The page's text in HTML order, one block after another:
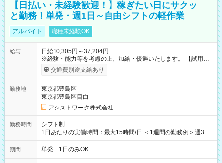
【日払い・未経験歓迎！】稼ぎたい日にサクッ
と勤務！単発・週1日～自由シフトの軽作業
アルバイト 職種未経験OK
給与
日給10,305円～37,204円
※経験・能力等を考慮の上、加給・優遇いたします。 【試用期
間】試用期間なし
交通費別途支給あり
勤務地
東京都豊島区
東京都豊島区目白
アシストワーク株式会社
勤務時間
シフト制
1日あたりの実働時間：最大15時間/日 ＜1週間の勤務例＞週3回
勤務 勤務：月・水・金 休み：火・木・土・日 好きな時にお仕事
可能です！ ※1日あたりの最大実働時間は日勤、夜勤共に勤務し
期間 単発・1日のみOK